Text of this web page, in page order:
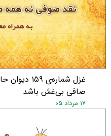
غزل شماره‌ی
صافی بی‌غش باشد
۱۷ مرداد ۰۵